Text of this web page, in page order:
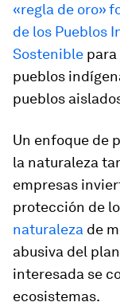
«regla de oro»
de los Pueblos
Sostenible
pueblos
pueblos
Un enfoque de
la naturaleza
empresas
protección de
naturaleza de
abusiva del
interesada se
ecosistemas.